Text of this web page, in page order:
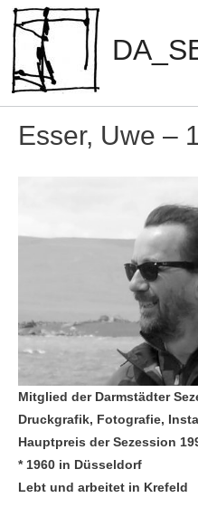
Zum
Inhalt
springen
Esser, Uwe –
Mitglied der Darmstädter
Druckgrafik, Fotografie,
Hauptpreis der Sezession
* 1960 in Düsseldorf
Lebt und arbeitet in Krefeld